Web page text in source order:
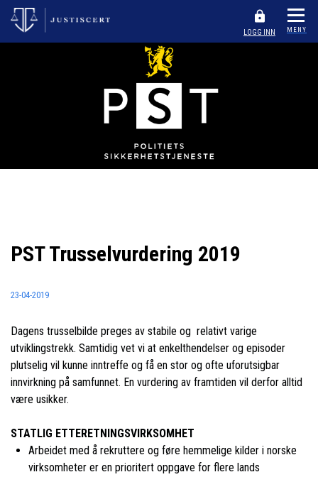
LOGG INN MENY
PST Trusselvurdering 2019
23-04-2019
Dagens trusselbilde preges av stabile og relativt varige
utviklingstrekk. Samtidig vet vi at enkelthendelser og episoder
plutselig vil kunne inntreffe og få en stor og ofte uforutsigbar
innvirkning på samfunnet. En vurdering av framtiden vil derfor alltid
være usikker.
STATLIG ETTERETNINGSVIRKSOMHET
Arbeidet med å rekruttere og føre hemmelige kilder i norske
virksomheter er en prioritert oppgave for flere lands